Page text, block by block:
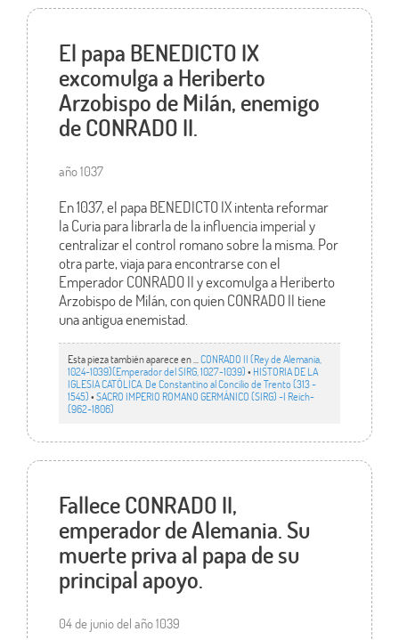
El papa BENEDICTO IX
excomulga a Heriberto
Arzobispo de Milán, enemigo
de CONRADO II.
año 1037
En 1037, el papa BENEDICTO IX intenta reformar
la Curia para librarla de la influencia imperial y
centralizar el control romano sobre la misma. Por
otra parte, viaja para encontrarse con el
Emperador CONRADO II y excomulga a Heriberto
Arzobispo de Milán, con quien CONRADO II tiene
una antigua enemistad.
Esta pieza también aparece en ... CONRADO II (Rey de Alemania,
1024-1039)(Emperador del SIRG, 1027-1039)• HISTORIA DE LA
IGLESIA CATÓLICA. De Constantino al Concilio de Trento (313 -
1545)•SACRO IMPERIO ROMANO GERMÁNICO (SIRG) -I Reich-
(962-1806)
Fallece CONRADO II,
emperador de Alemania. Su
muerte priva al papa de su
principal apoyo.
04 de junio del año 1039